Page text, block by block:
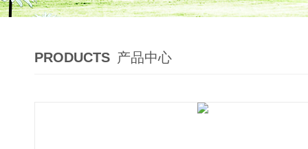
PRODUCTS 产品中心